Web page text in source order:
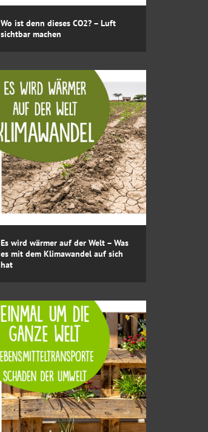
Wo ist denn dieses CO2? – Luft
sichtbar machen
Es wird wärmer auf der Welt – Was
es mit dem Klimawandel auf sich
hat